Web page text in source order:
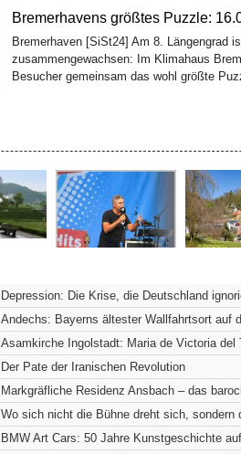
Bremerhaven [SiSt24] Am 8. Längengrad
zusammengewachsen: Im Klimahaus
Besucher gemeinsam das wohl größte
Würzburg [SiSt24] Wer die Würzburger
Geschichte: Oben glänzen Treppenhaus
zweites Bauwerk [Weiterlesen...]
sich in ihrer südwestlichen Ecke verbirgt.
Fassade[Weiterlesen...]
Wie Bremens ärmstes Viertel zum
Bremen [SiSt24] Wer durch den Schnoor
einziehen: Die Gassen sind so schmal,
passen. Genau das hat das[Weiterlesen...]
Depression: Die Krise, die Deutschland
Andechs: Bayerns ältester Wallfahrtsort auf
Asamkirche Ingolstadt: Maria de Victoria del
Der Pate der Iranischen Revolution
Markgräfliche Residenz Ansbach – das
Wo sich nicht die Bühne dreht sich, sondern
BMW Art Cars: 50 Jahre Kunstgeschichte